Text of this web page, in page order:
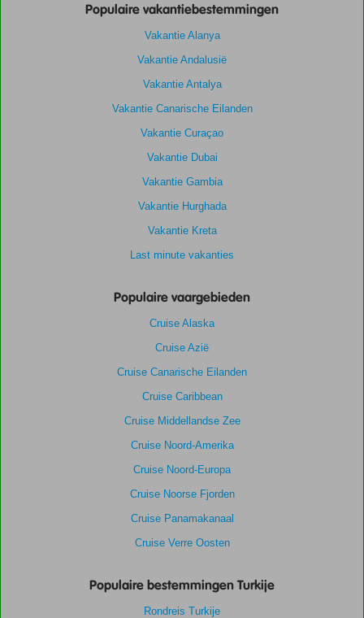
Populaire vakantiebestemmingen
Vakantie Alanya
Vakantie Andalusië
Vakantie Antalya
Vakantie Canarische Eilanden
Vakantie Curaçao
Vakantie Dubai
Vakantie Gambia
Vakantie Hurghada
Vakantie Kreta
Last minute vakanties
Populaire vaargebieden
Cruise Alaska
Cruise Azië
Cruise Canarische Eilanden
Cruise Caribbean
Cruise Middellandse Zee
Cruise Noord-Amerika
Cruise Noord-Europa
Cruise Noorse Fjorden
Cruise Panamakanaal
Cruise Verre Oosten
Populaire bestemmingen Turkije
Rondreis Turkije